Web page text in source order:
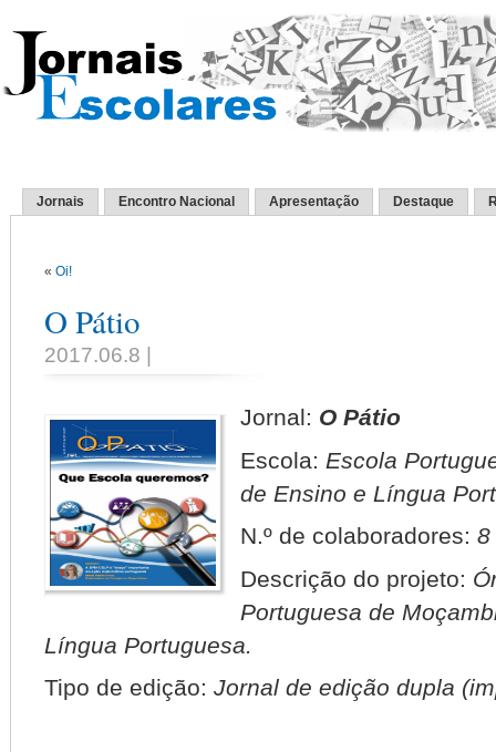
Jornais Encontro Nacional Apresentação Destaque
« Oi!
O Pátio
2017.06.8 |
Jornal: O Pátio
Escola: Escola
de Ensino e Língua
N.º de colaboradores:8
Descrição do projeto:
Portuguesa de
Língua Portuguesa.
Tipo de edição: Jornal de edição dupla